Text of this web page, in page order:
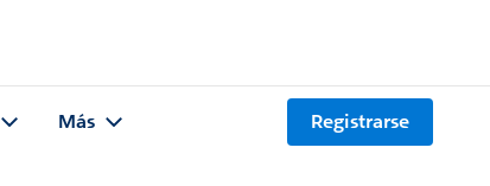
Más Registrarse